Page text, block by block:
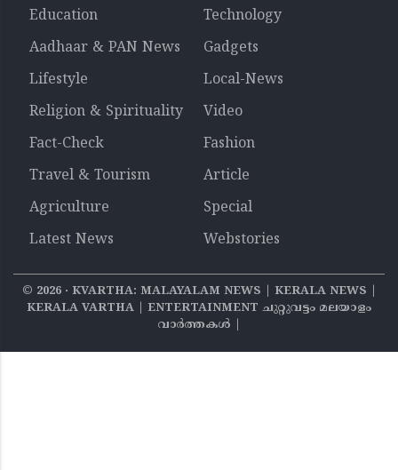
Education
Technology
Aadhaar & PAN News
Gadgets
Lifestyle
Local-News
Religion & Spirituality
Video
Fact-Check
Fashion
Travel & Tourism
Article
Agriculture
Special
Latest News
Webstories
© 2026‧ KVARTHA: MALAYALAM NEWS | KERALA NEWS |
KERALA VARTHA | ENTERTAINMENT ചുറ്റുവട്ടം മലയാളം
വാര്‍ത്തകൾ |